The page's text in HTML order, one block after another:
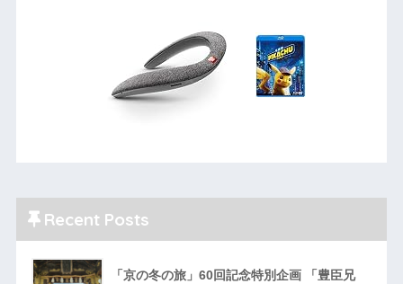
Recent Posts
「京の冬の旅」60回記念特別企画 「豊臣兄